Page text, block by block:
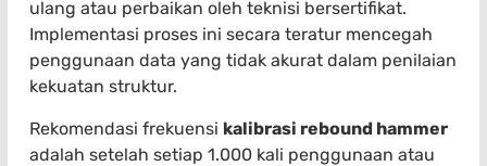
ulang atau perbaikan oleh teknisi bersertifikat.
Implementasi proses ini secara teratur mencegah
penggunaan data yang tidak akurat dalam penilaian
kekuatan struktur.
Rekomendasi frekuensi kalibrasi rebound hammer
adalah setelah setiap 1.000 kali penggunaan atau